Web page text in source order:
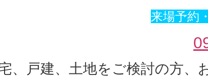
来場予約
、戸建、土地をご検討の方、